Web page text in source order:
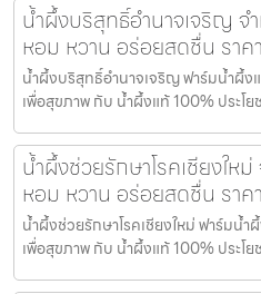
น้ำผึ้งบริสุทธิ์อำนาจเจริญ จ
หอม หวาน อร่อยสดชื่น ราค
น้ำผึ้งบริสุทธิ์อำนาจเจริญ ฟาร์มน้ำผึ้ง
เพื่อสุขภาพ กับ น้ำผึ้งแท้ 100% ประโ
น้ำผึ้งช่วยรักษาโรคเชียงให
หอม หวาน อร่อยสดชื่น ราค
น้ำผึ้งช่วยรักษาโรคเชียงใหม่ ฟาร์มน้
เพื่อสุขภาพ กับ น้ำผึ้งแท้ 100% ประโ